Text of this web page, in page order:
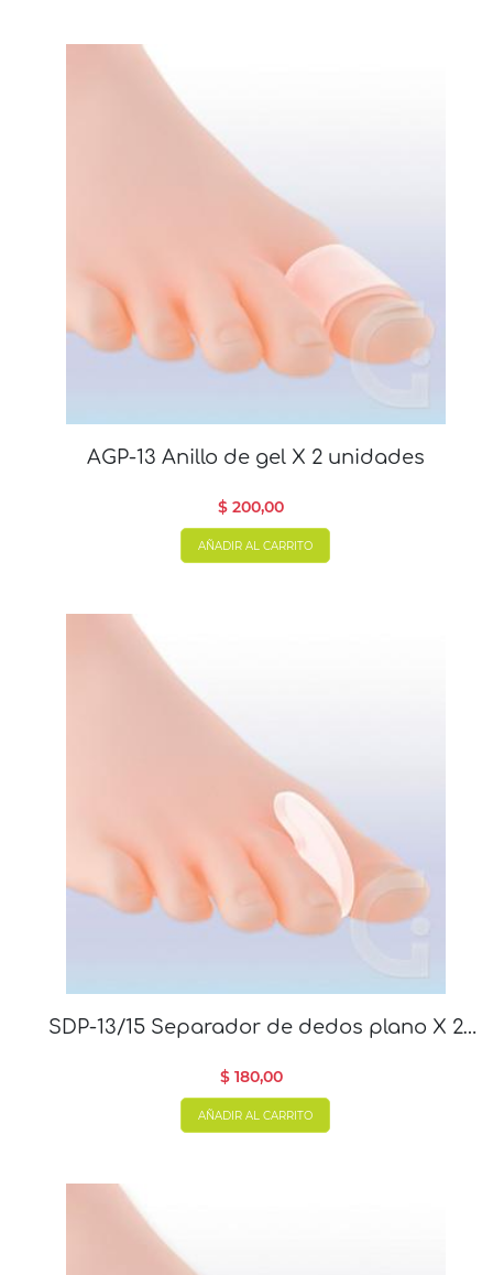
AGP-13 Anillo de gel X 2 unidades
$ 200,00
AÑADIR AL CARRITO
SDP-13/15 Separador de dedos plano X 2
$ 180,00
AÑADIR AL CARRITO